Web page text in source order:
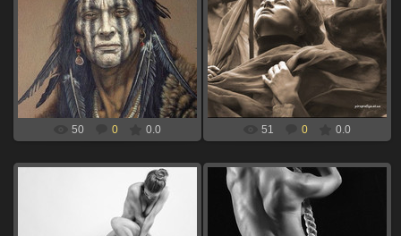
06.09.2024
индеец черный ворон для
выжигания по дереву
xBOINGx
50 0 0.0
06.09.2024
девушка дышит для выжигания по
дереву
xBOINGx
51 0 0.0
06.09.2024
девушка нагая на стуле для
06.09.2024
девушка нагая для выжигания по